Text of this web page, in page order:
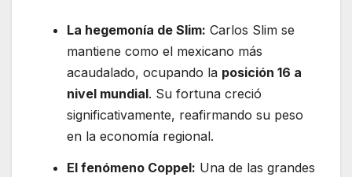
La hegemonía de Slim: Carlos Slim se
mantiene como el mexicano más
acaudalado, ocupando la posición 16 a
nivel mundial. Su fortuna creció
significativamente, reafirmando su peso
en la economía regional.
El fenómeno Coppel: Una de las grandes